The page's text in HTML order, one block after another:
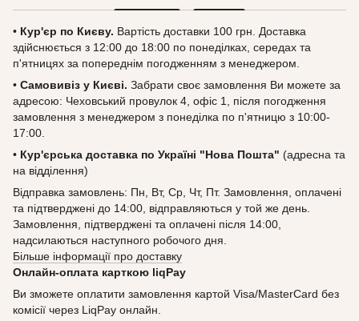
• Кур'єр по Києву. Вартість доставки 100 грн. Доставка
здійснюється з 12:00 до 18:00 по понеділках, середах та
п'ятницях за попереднім погодженням з менеджером.
• Самовивіз у Києві. Забрати своє замовлення Ви можете за
адресою: Чеховський провулок 4, офіс 1, після погодження
замовлення з менеджером з понеділка по п'ятницю з 10:00-
17:00.
• Кур'єрська доставка по Україні "Нова Пошта" (адресна та
на відділення)
Відправка замовлень: Пн, Вт, Ср, Чт, Пт. Замовлення, оплачені
та підтверджені до 14:00, відправляються у той же день.
Замовлення, підтверджені та оплачені після 14:00,
надсилаються наступного робочого дня.
Більше інформації про доставку
Онлайн-оплата карткою liqPay
Ви зможете оплатити замовлення картой Visa/MasterCard без
комісії через LiqPay онлайн.